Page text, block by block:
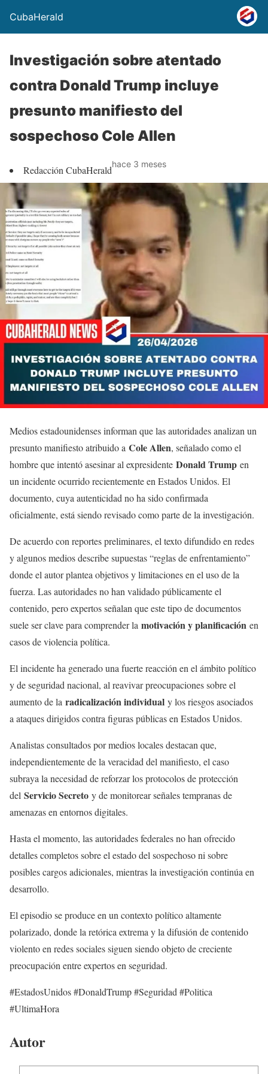
CubaHerald
Investigación sobre atentado
contra Donald Trump incluye
presunto manifiesto del
sospechoso Cole Allen
Redacción CubaHeraldhace 3 meses
Medios estadounidenses informan que las autoridades analizan un
presunto manifiesto atribuido a Cole Allen, señalado como el
hombre que intentó asesinar al expresidente Donald Trump en
un incidente ocurrido recientemente en Estados Unidos. El
documento, cuya autenticidad no ha sido confirmada
oficialmente, está siendo revisado como parte de la investigación.
De acuerdo con reportes preliminares, el texto difundido en redes
y algunos medios describe supuestas “reglas de enfrentamiento”
donde el autor plantea objetivos y limitaciones en el uso de la
fuerza. Las autoridades no han validado públicamente el
contenido, pero expertos señalan que este tipo de documentos
suele ser clave para comprender la motivación y planificación en
casos de violencia política.
El incidente ha generado una fuerte reacción en el ámbito político
y de seguridad nacional, al reavivar preocupaciones sobre el
aumento de la radicalización individual y los riesgos asociados
a ataques dirigidos contra figuras públicas en Estados Unidos.
Analistas consultados por medios locales destacan que,
independientemente de la veracidad del manifiesto, el caso
subraya la necesidad de reforzar los protocolos de protección
del Servicio Secreto y de monitorear señales tempranas de
amenazas en entornos digitales.
Hasta el momento, las autoridades federales no han ofrecido
detalles completos sobre el estado del sospechoso ni sobre
posibles cargos adicionales, mientras la investigación continúa en
desarrollo.
El episodio se produce en un contexto político altamente
polarizado, donde la retórica extrema y la difusión de contenido
violento en redes sociales siguen siendo objeto de creciente
preocupación entre expertos en seguridad.
#EstadosUnidos #DonaldTrump #Seguridad #Politica
#UltimaHora
Autor